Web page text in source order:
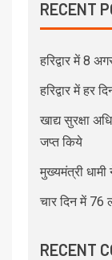
RECENT
हरिद्वार में 8
हरिद्वार में हर
खाद्य सुरक्षा
जप्त किये
मुख्यमंत्री धामी
चार दिन में 76
RECENT